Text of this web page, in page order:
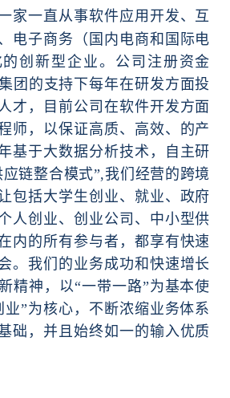
家一直从事软件应用开发、互
电子商务（国内电商和国际电
创新型企业。公司注册资金
团的支持下每年在研发方面投
才，目前公司在软件开发方面
师，以保证高质、高效、的产
基于大数据分析技术，自主研
链整合模式”,我们经营的跨境
包括大学生创业、就业、政府
人创业、创业公司、中小型供
内的所有参与者，都享有快速
。我们的业务成功和快速增长
精神，以“一带一路”为基本使
”为核心，不断浓缩业务体系
础，并且始终如一的输入优质